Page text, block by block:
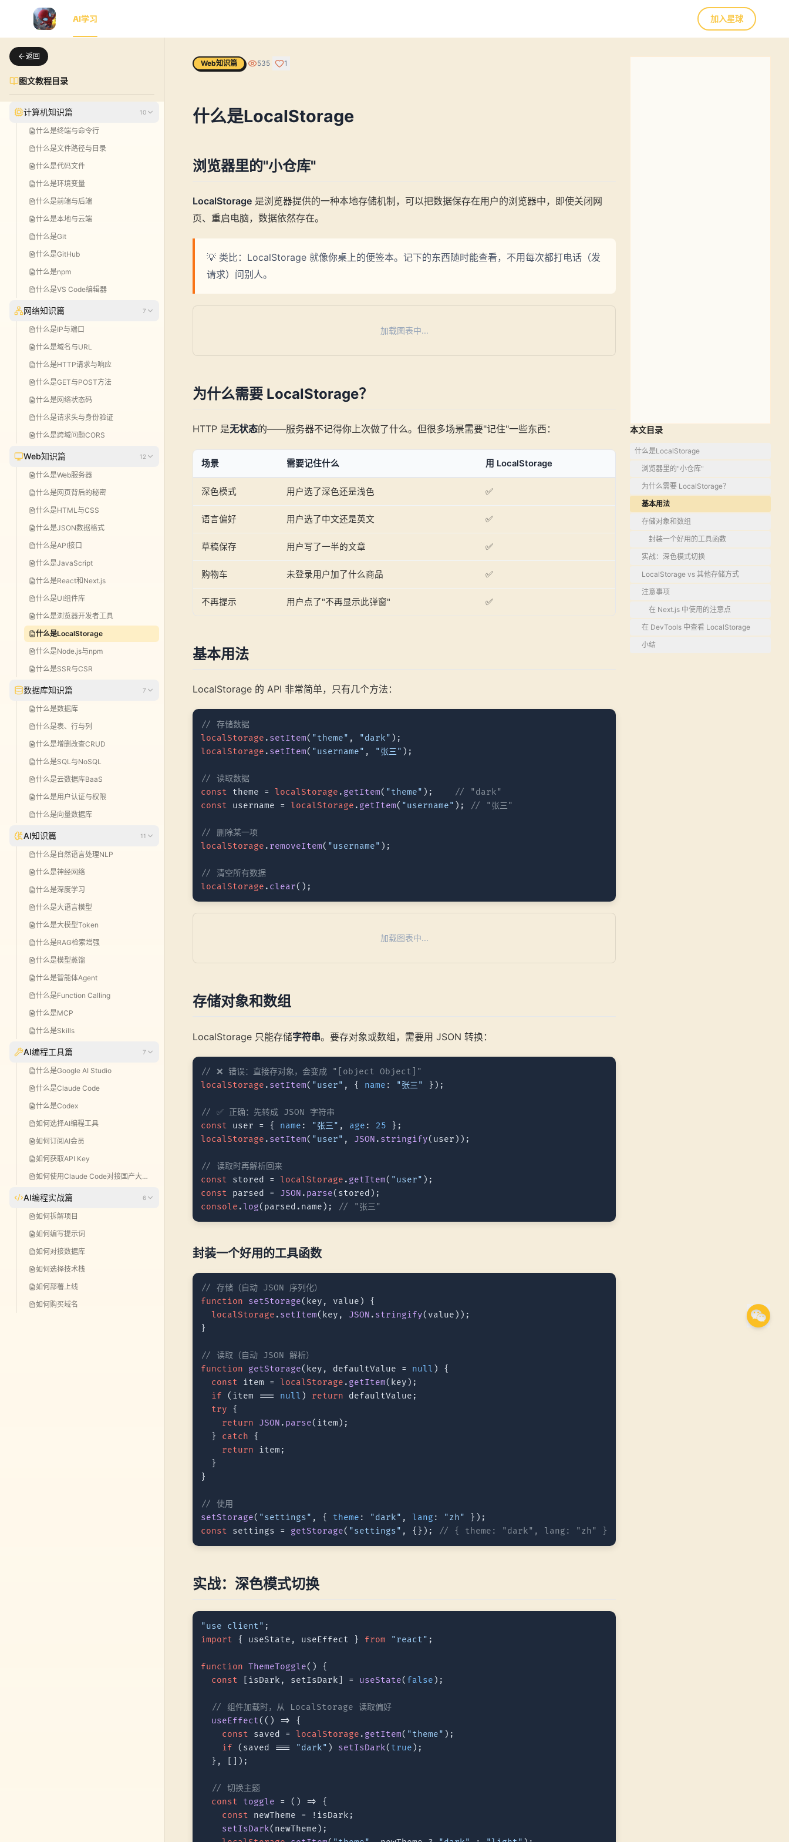
AI学习 加入星球
返回
图文教程目录
计算机知识篇 10
什么是终端与命令行
什么是文件路径与目录
什么是代码文件
什么是环境变量
什么是前端与后端
什么是本地与云端
什么是Git
什么是GitHub
什么是npm
什么是VS Code编辑器
网络知识篇 7
什么是IP与端口
什么是域名与URL
什么是HTTP请求与响应
什么是GET与POST方法
什么是网络状态码
什么是请求头与身份验证
什么是跨域问题CORS
Web知识篇 12
什么是Web服务器
什么是网页背后的秘密
什么是HTML与CSS
什么是JSON数据格式
什么是API接口
什么是JavaScript
什么是React和Next.js
什么是UI组件库
什么是浏览器开发者工具
什么是LocalStorage
什么是Node.js与npm
什么是SSR与CSR
数据库知识篇 7
什么是数据库
什么是表、行与列
什么是增删改查CRUD
什么是SQL与NoSQL
什么是云数据库BaaS
什么是用户认证与权限
什么是向量数据库
AI知识篇 11
什么是自然语言处理NLP
什么是神经网络
什么是深度学习
什么是大语言模型
什么是大模型Token
什么是RAG检索增强
什么是模型蒸馏
什么是智能体Agent
什么是Function Calling
什么是MCP
什么是Skills
AI编程工具篇 7
什么是Google AI Studio
什么是Claude Code
什么是Codex
如何选择AI编程工具
如何订阅AI会员
如何获取API Key
如何使用Claude Code对接国产大模型
AI编程实战篇 6
如何拆解项目
如何编写提示词
如何对接数据库
如何选择技术栈
如何部署上线
如何购买域名
Web知识篇 535 1
什么是LocalStorage
浏览器里的"小仓库"
LocalStorage 是浏览器提供的一种本地存储机制，可以把数据保存在用户的浏览器中，即使关闭网
页、重启电脑，数据依然存在。
💡 类比：LocalStorage 就像你桌上的便签本。记下的东西随时能查看，不用每次都打电话（发
请求）问别人。
加载图表中...
为什么需要 LocalStorage？
HTTP 是无状态的——服务器不记得你上次做了什么。但很多场景需要"记住"一些东西：
场景 需要记住什么 用 LocalStorage
深色模式 用户选了深色还是浅色 ✅
语言偏好 用户选了中文还是英文 ✅
草稿保存 用户写了一半的文章 ✅
购物车 未登录用户加了什么商品 ✅
不再提示 用户点了"不再显示此弹窗" ✅
基本用法
LocalStorage 的 API 非常简单，只有几个方法：
// 存储数据
localStorage . setItem( "theme" , "dark"
localStorage . setItem( "username" , "张三" );
// 读取数据
const theme = localStorage . getItem( "theme" );
// "dark"
const username = localStorage . getItem( "username" ); // "张三"
// 删除某一项
localStorage . removeItem( "username" );
// 清空所有数据
localStorage . clear
加载图表中...
存储对象和数组
LocalStorage 只能存储字符串。要存对象或数组，需要用 JSON 转换：
// ❌ 错误：直接存对象，会变成 "[object Object]"
localStorage . setItem( "user" , { name : "张三" });
// ✅ 正确：先转成 JSON 字符串
const user = { name : "张三" , age : 25
localStorage . setItem( "user" , JSON . stringify(user));
// 读取时再解析回来
const stored = localStorage . getItem( "user"
const parsed = JSON . parse
console .log(parsed. name ); // "张三"
封装一个好用的工具函数
// 存储（自动 JSON 序列化）
function
setStorage( key, value ) {
localStorage . setItem(key, JSON . stringify(value));
}
// 读取（自动 JSON 解析）
function
getStorage( key, defaultValue = null ) {
const item = localStorage . getItem(key);
if (item === null ) return defaultValue;
try {
return
JSON . parse(item);
  }
catch {
return item;
  }
}
// 使用
setStorage( "settings" , { theme : "dark" , lang : "zh"
const settings = getStorage( "settings" , {}); // { theme: "dark", lang: "zh" }
实战：深色模式切换
"use client"
import { useState, useEffect } from "react" ;
function ThemeToggle( ) {
const [isDark, setIsDark] = useState( false );
// 组件加载时，从 LocalStorage 读取偏好
useEffect( () =>
{
const saved = localStorage . getItem( "theme" );
if (saved === "dark" ) setIsDark( true );
  }, []);
// 切换主题
const
toggle = ( ) => {
const newTheme = !isDark;
setIsDark(newTheme);
本文目录
什么是LocalStorage
浏览器里的"小仓库"
为什么需要 LocalStorage？
基本用法
存储对象和数组
封装一个好用的工具函数
实战：深色模式切换
LocalStorage vs 其他存储方式
注意事项
在 Next.js 中使用的注意点
在 DevTools 中查看 LocalStorage
小结